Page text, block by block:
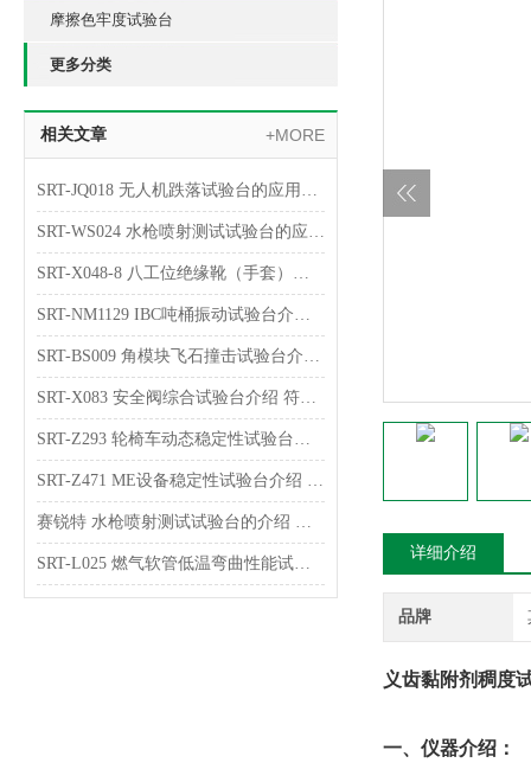
摩擦色牢度试验台
更多分类
相关文章 +MORE
SRT-JQ018 无人机跌落试验台的应用介绍 提供技术指导
SRT-WS024 水枪喷射测试试验台的应用介绍 检测数据稳定
SRT-X048-8 八工位绝缘靴（手套）耐压试验台简单介绍 专业指导操作
SRT-NM1129 IBC吨桶振动试验台介绍 符合标准
SRT-BS009 角模块飞石撞击试验台介绍 质量保证
SRT-X083 安全阀综合试验台介绍 符合检测标准
SRT-Z293 轮椅车动态稳定性试验台介绍 技术指导
SRT-Z471 ME设备稳定性试验台介绍 操作简单
赛锐特 水枪喷射测试试验台的介绍 售后*
SRT-L025 燃气软管低温弯曲性能试验台的介绍 操作简单便捷
详细介绍
品牌
义齿黏附剂稠度
一、仪器介绍：